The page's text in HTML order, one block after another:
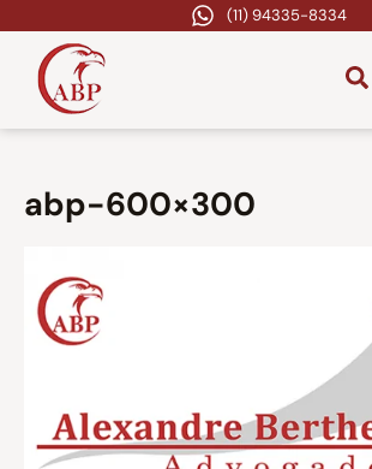
(11) 94335-8334
abp-600×300